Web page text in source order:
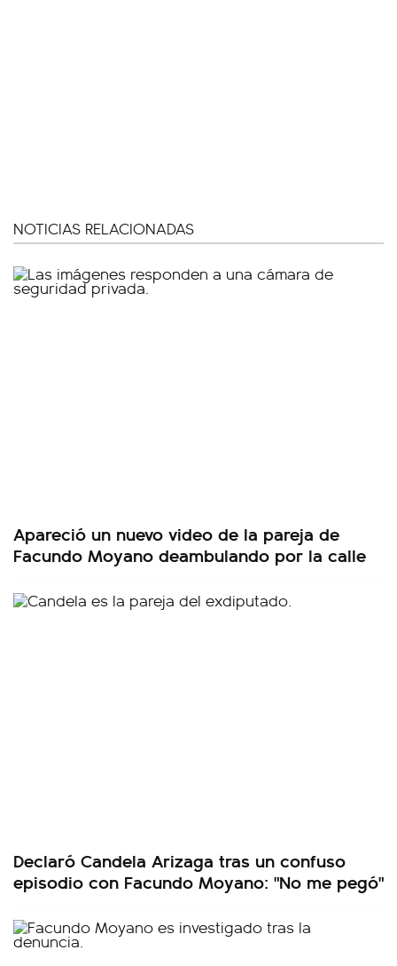
NOTICIAS RELACIONADAS
Apareció un nuevo video de la pareja de
Facundo Moyano deambulando por la calle
Declaró Candela Arizaga tras un confuso
episodio con Facundo Moyano: "No me pegó"